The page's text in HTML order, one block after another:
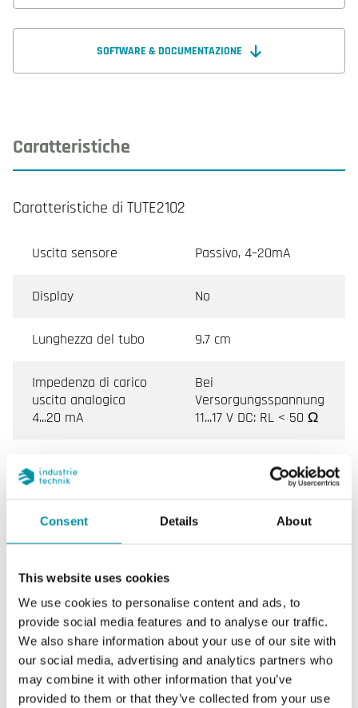
Consent Details About
This website uses cookies
We use cookies to personalise content and ads, to
provide social media features and to analyse our traffic.
We also share information about your use of our site with
our social media, advertising and analytics partners who
may combine it with other information that you’ve
provided to them or that they’ve collected from your use
SOFTWARE & DOCUMENTAZIONE
Caratteristiche
Caratteristiche di TUTE2102
Uscita sensore Passivo, 4–20mA
Display No
Lunghezza del tubo 9.7 cm
Impedenza di carico
uscita analogica
4...20 mA
Bei
Versorgungsspannung
11...17 V DC: RL < 50 Ω
temp
Uscita umidità 4-20 mA (2 wire)
mA)
Caratteristiche di Trasmettitore di umidità e
temperatura da parete, IP65